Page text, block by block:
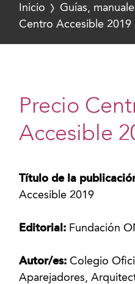
Inicio Guías,
Centro Accesible 2019
Precio
Accesible
Título de la
Accesible 2019
Editorial: Fundación
Autor/es:Colegio
Aparejadores,